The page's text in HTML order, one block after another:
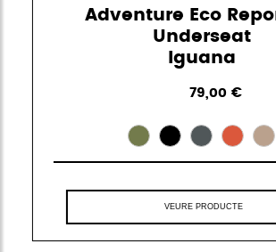
Adventure Eco
Underseat
Iguana
79,00 €
VEURE PRODUCTE